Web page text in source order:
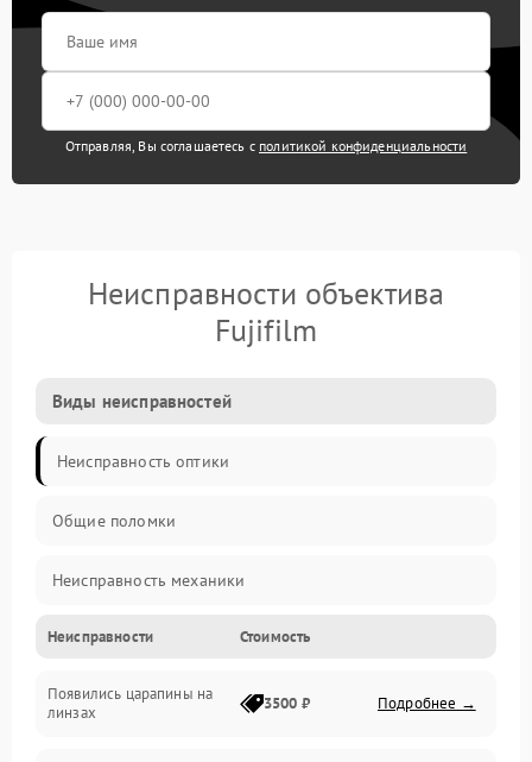
Отправляя, Вы соглашаетесь с политикой конфиденциальности
Неисправности объектива
Fujifilm
Виды неисправностей
Неисправность оптики
Общие поломки
Неисправность механики
Неисправность электроники (если объектив с мотором/
Прочие неисправности
Неисправности Стоимость
Появились царапины на
линзах
3500 ₽ Подробнее →